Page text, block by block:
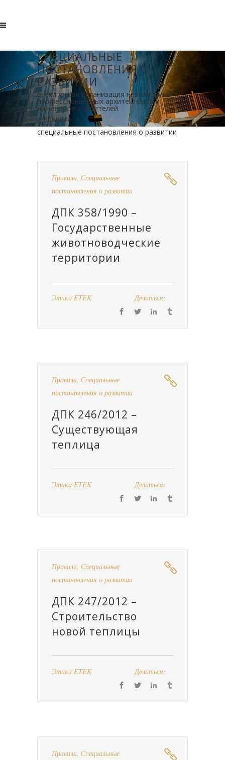
СПЕЦИАЛЬНЫЕ
ПОСТАНОВЛЕНИЯ О
РАЗВИТИИ
всекипрская организация независимых
профессиональных архитекторов и
инженеров-строителей
/правила /
специальные постановления о развитии
Правила, Специальные
постановления о развитии
ДПК 358/1990 –
Государственные
животноводческие
территории
Этика ETEK Делиться:
Правила, Специальные
постановления о развитии
ДПК 246/2012 –
Существующая
теплица
Этика ETEK Делиться:
Правила, Специальные
постановления о развитии
ДПК 247/2012 –
Строительство
новой теплицы
Этика ETEK Делиться:
Правила, Специальные